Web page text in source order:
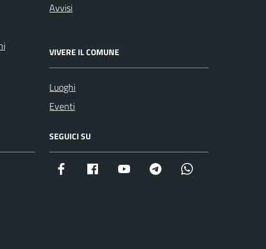
Avvisi
VIVERE IL COMUNE
Luoghi
Eventi
SEGUICI SU
Facebook istituzionale
Facebook museo civico
YouTube Telegram